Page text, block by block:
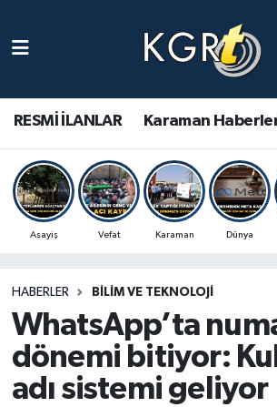
RESMİ İLANLAR Karaman
Asayiş Vefat Karaman Dünya
HABERLER BILIM VE TEKNOLOJI
WhatsApp’ta
dönemi bitiyor:
adı sistemi geliyor
Gündem Haberleri
Güncel Haberler
Spor Haberleri
Ulusal Haberler
Vefat Edenler